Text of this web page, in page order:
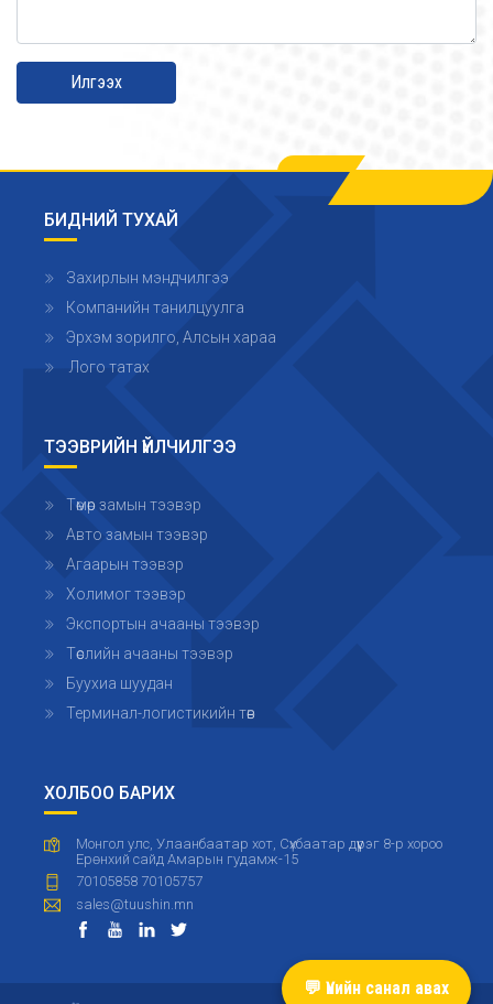
Илгээх
БИДНИЙ ТУХАЙ
Захирлын мэндчилгээ
Компанийн танилцуулга
Эрхэм зорилго, Алсын хараа
Лого татах
ТЭЭВРИЙН ҮЙЛЧИЛГЭЭ
Төмөр замын тээвэр
Авто замын тээвэр
Агаарын тээвэр
Холимог тээвэр
Экспортын ачааны тээвэр
Төслийн ачааны тээвэр
Буухиа шуудан
Терминал-логистикийн төв
ХОЛБОО БАРИХ
Монгол улс, Улаанбаатар хот, Сүхбаатар дүүрэг 8-р хороо
Ерөнхий сайд Амарын гудамж-15
70105858 70105757
sales@tuushin.mn
💬 Үнийн санал авах